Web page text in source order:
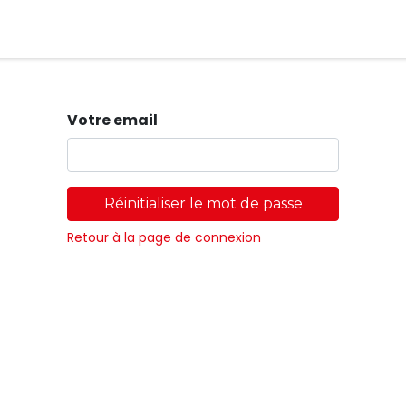
Votre email
Réinitialiser le mot de passe
Retour à la page de connexion